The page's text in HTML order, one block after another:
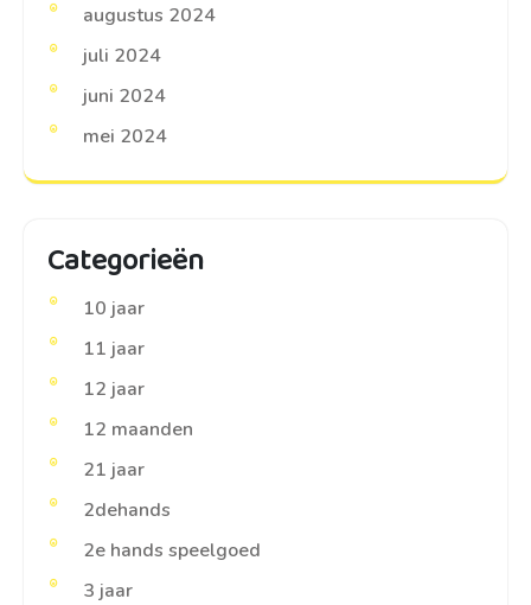
augustus 2024
juli 2024
juni 2024
mei 2024
Categorieën
10 jaar
11 jaar
12 jaar
12 maanden
21 jaar
2dehands
2e hands speelgoed
3 jaar